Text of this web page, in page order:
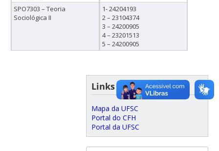
SPO7303 – Teoria
Sociológica II
1- 24204193
2 – 23104374
3 – 24200905
4 – 23201513
5 – 24200905
Links úteis
Mapa da UFSC
Portal do CFH
Portal da UFSC